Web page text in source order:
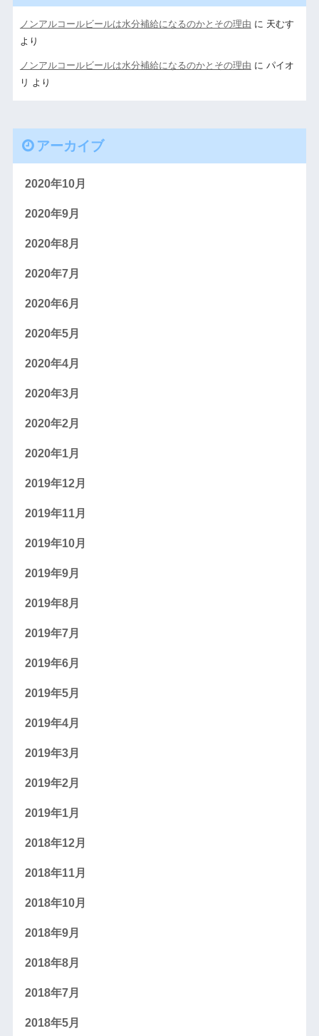
ノンアルコールビールは水分補給になるのかとその理由 に 天むす
より
ノンアルコールビールは水分補給になるのかとその理由 に パイオ
リ より
アーカイブ
2020年10月
2020年9月
2020年8月
2020年7月
2020年6月
2020年5月
2020年4月
2020年3月
2020年2月
2020年1月
2019年12月
2019年11月
2019年10月
2019年9月
2019年8月
2019年7月
2019年6月
2019年5月
2019年4月
2019年3月
2019年2月
2019年1月
2018年12月
2018年11月
2018年10月
2018年9月
2018年8月
2018年7月
2018年5月